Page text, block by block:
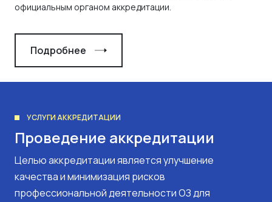
официальным органом аккредитации.
Подробнее
УСЛУГИ АККРЕДИТАЦИИ
Проведение аккредитации
Целью аккредитации является улучшение
качества и минимизация рисков
профессиональной деятельности ОЗ для